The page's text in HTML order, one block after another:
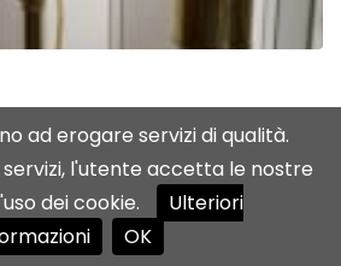
ad erogare servizi di qualità.
servizi, l'utente accetta le nostre
dei cookie.
Ulteriori
OK